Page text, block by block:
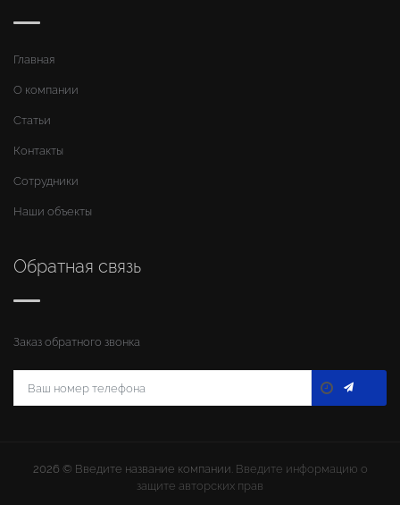
Главная
О компании
Статьи
Контакты
Сотрудники
Наши объекты
Обратная связь
Заказ обратного звонка
2026 © Введите название компании. Введите информацию о
защите авторских прав